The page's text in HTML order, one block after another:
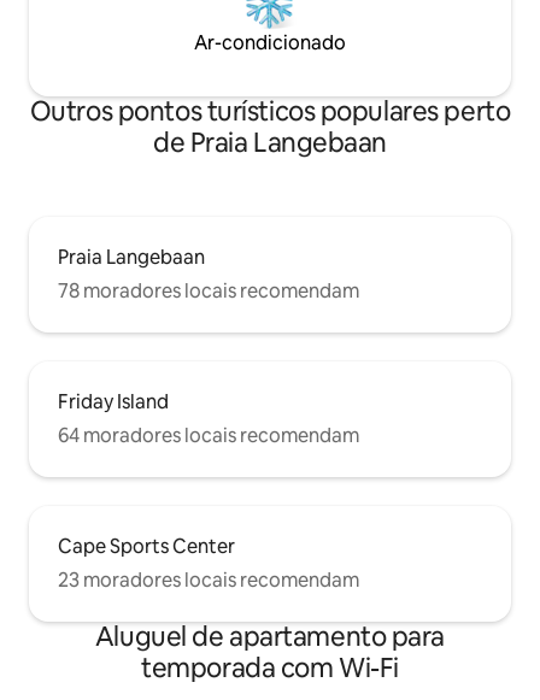
Ar-condicionado
Outros pontos turísticos populares perto
de Praia Langebaan
Praia Langebaan
78 moradores locais recomendam
Friday Island
64 moradores locais recomendam
Cape Sports Center
23 moradores locais recomendam
Aluguel de apartamento para
temporada com Wi-Fi